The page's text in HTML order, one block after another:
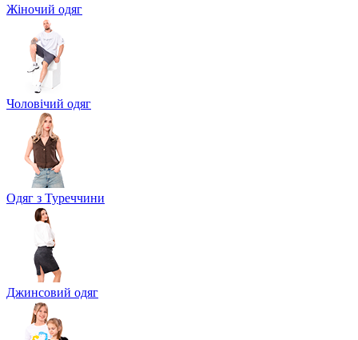
Жіночий одяг
Чоловічий одяг
Одяг з Туреччини
Джинсовий одяг